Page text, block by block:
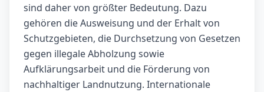
sind daher von größter Bedeutung. Dazu
gehören die Ausweisung und der Erhalt von
Schutzgebieten, die Durchsetzung von Gesetzen
gegen illegale Abholzung sowie
Aufklärungsarbeit und die Förderung von
nachhaltiger Landnutzung. Internationale